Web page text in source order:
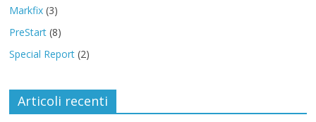
Markfix (3)
PreStart (8)
Special Report (2)
Articoli recenti